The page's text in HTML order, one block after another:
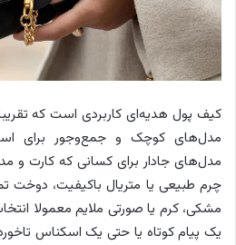
کیف پول هدیه‌ای کاربردی است که
مدل‌های کوچک و جمع‌وجور برای
مدل‌های جادار برای کسانی که کارت و
چرم طبیعی یا متریال باکیفیت، دوخت
مشکی، کرم یا صورتی ملایم معمولا
یک پیام کوتاه یا حتی یک اسکناس